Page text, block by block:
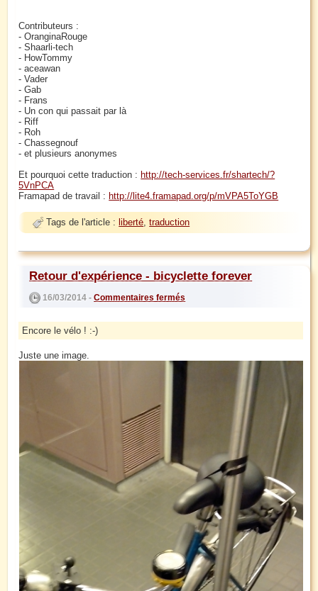
Contributeurs :
- OranginaRouge
- Shaarli-tech
- HowTommy
- aceawan
- Vader
- Gab
- Frans
- Un con qui passait par là
- Riff
- Roh
- Chassegnouf
- et plusieurs anonymes
Et pourquoi cette traduction : http://tech-services.fr/shartech/?
5VnPCA
Framapad de travail : http://lite4.framapad.org/p/mVPA5ToYGB
Tags de l'article : liberté ,traduction
Retour d'expérience - bicyclette forever
16/03/2014 -Commentaires fermés
Encore le vélo ! :-)
Juste une image.